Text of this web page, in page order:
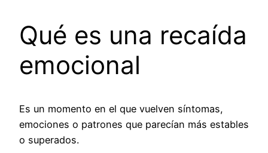
Qué es una recaída
emocional
Es un momento en el que vuelven síntomas,
emociones o patrones que parecían más estables
o superados.